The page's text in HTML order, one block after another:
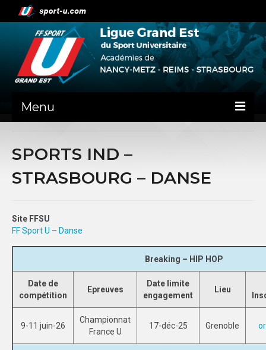
Menu
PRÉSENTATION
NANCY-METZ
REIMS
SPORTS CO
NANCY-METZ
SPORTS IND –
STRASBOURG – DANSE
Site FFSU
FF Sport U – Danse
Breaking – HIP HOP
Date de
compétition
Epreuves
Date limite
engagement
Lieu
9-11 juin-26
Championnat
France U
17-déc-25 Grenoble